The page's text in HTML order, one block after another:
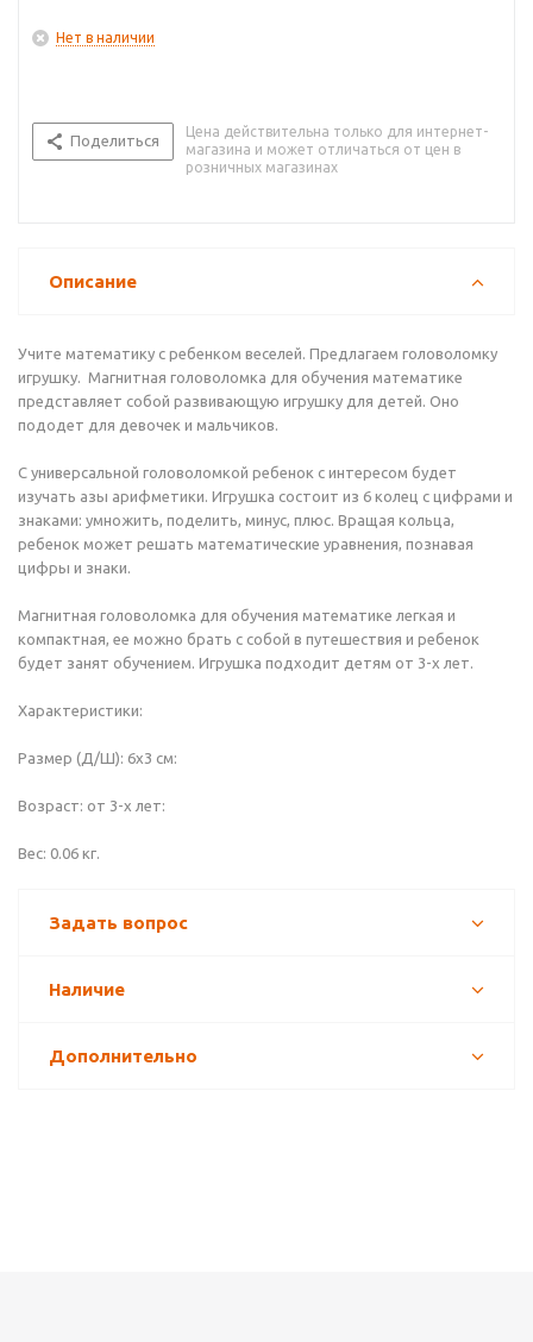
Нет в наличии
Поделиться
Цена действительна только для интернет-
магазина и может отличаться от цен в
розничных магазинах
Описание
Учите математику с ребенком веселей. Предлагаем головоломку
игрушку. Магнитная головоломка для обучения математике
представляет собой развивающую игрушку для детей. Оно
пододет для девочек и мальчиков.
С универсальной головоломкой ребенок с интересом будет
изучать азы арифметики. Игрушка состоит из 6 колец с цифрами и
знаками: умножить, поделить, минус, плюс. Вращая кольца,
ребенок может решать математические уравнения, познавая
цифры и знаки.
Магнитная головоломка для обучения математике легкая и
компактная, ее можно брать с собой в путешествия и ребенок
будет занят обучением. Игрушка подходит детям от 3-х лет.
Характеристики:
Размер (Д/Ш): 6х3 см:
Возраст: от 3-х лет:
Вес: 0.06 кг.
Задать вопрос
Наличие
Дополнительно